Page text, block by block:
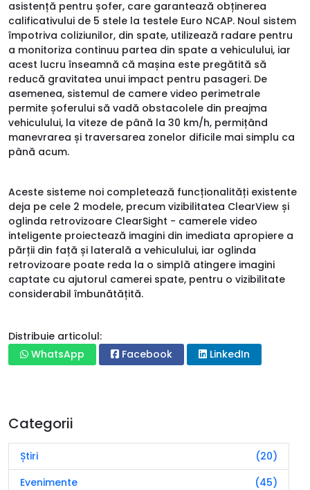
asistență pentru șofer, care garantează obținerea
calificativului de 5 stele la testele Euro NCAP. Noul sistem
împotriva coliziunilor, din spate, utilizează radare pentru
a monitoriza continuu partea din spate a vehiculului, iar
acest lucru înseamnă că mașina este pregătită să
reducă gravitatea unui impact pentru pasageri. De
asemenea, sistemul de camere video perimetrale
permite șoferului să vadă obstacolele din preajma
vehiculului, la viteze de până la 30 km/h, permițând
manevrarea și traversarea zonelor dificile mai simplu ca
până acum.
Aceste sisteme noi completează funcționalități existente
deja pe cele 2 modele, precum vizibilitatea ClearView și
oglinda retrovizoare ClearSight - camerele video
inteligente proiectează imagini din imediata apropiere a
părții din față și laterală a vehiculului, iar oglinda
retrovizoare poate reda la o simplă atingere imagini
captate cu ajutorul camerei spate, pentru o vizibilitate
considerabil îmbunătățită.
Distribuie articolul:
WhatsApp
Facebook LinkedIn
Categorii
Știri
(20)
Evenimente
(45)